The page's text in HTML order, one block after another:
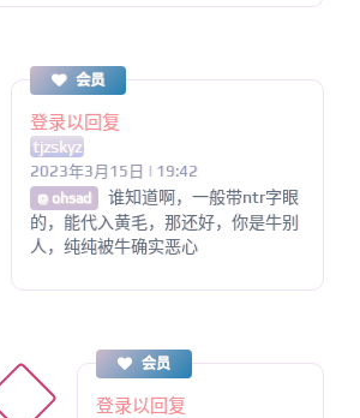
会员
登录以回复
tjzskyz
2023年3月15日 | 19:42
@ ohsad
谁知道啊，一般带ntr字眼
的，能代入黄毛，那还好，你是牛别
人，纯纯被牛确实恶心
会员
登录以回复